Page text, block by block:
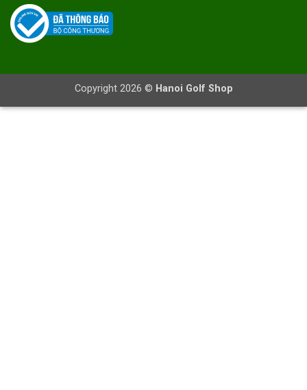
Copyright 2026 © Hanoi Golf Shop